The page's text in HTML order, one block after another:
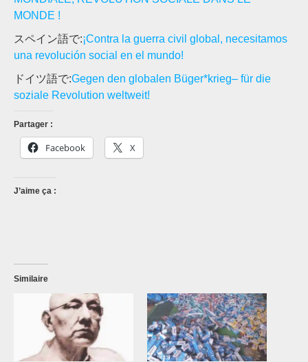
MONDE !
スペイン語で:¡Contra la guerra civil global, necesitamos
una revolución social en el mundo!
ドイツ語で:Gegen den globalen Büger*krieg– für die
soziale Revolution weltweit!
Partager :
Facebook X
J’aime ça :
Similaire